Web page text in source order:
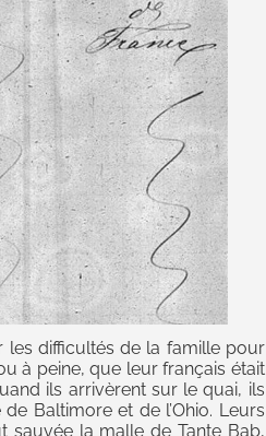
les difficultés de la famille pour
à peine, que leur français était
ils arrivèrent sur le quai, ils
Baltimore et de l’Ohio. Leurs
sauvée la malle de Tante Bab,